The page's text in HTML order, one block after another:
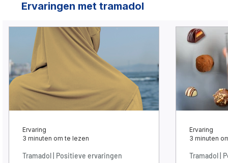
Ervaringen met tramadol
Tramadol | Positieve ervaringen
Ervaring
3 minuten om te lezen
Tramadol |
Ervaring
3 minuten